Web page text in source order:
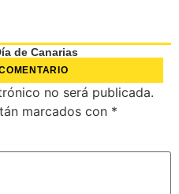
de Canarias
no será publicada.
marcados con *